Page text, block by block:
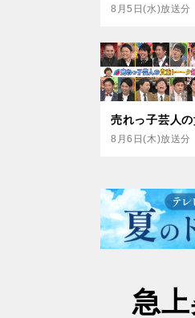
8月5日(水)放送分
売れっ子芸人
8月6日(木)放送分
急